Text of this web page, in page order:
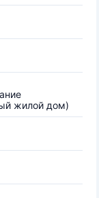
жилой дом)